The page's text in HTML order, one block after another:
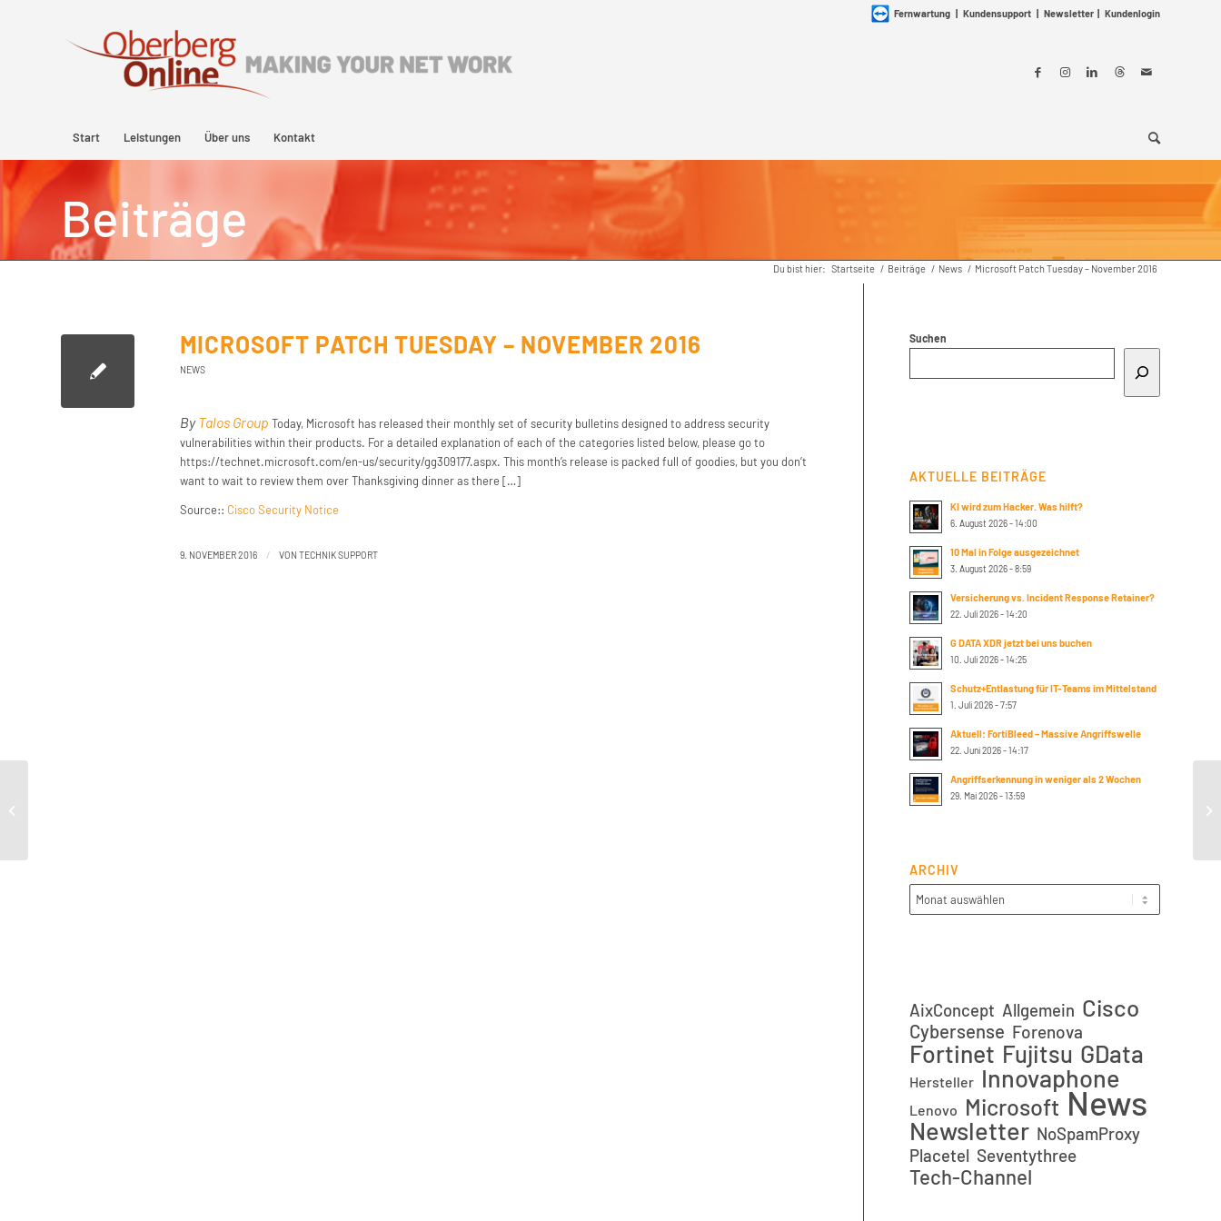
Fernwartung | Kundensupport | Newsletter | Kundenlogin
Start Leistungen Über uns Kontakt
Beiträge
Du bist hier: Startseite / Beiträge / News / Microsoft Patch Tuesday – November 2016
MICROSOFT PATCH TUESDAY – NOVEMBER 2016
NEWS
ByTalos Group Today, Microsoft has released their monthly set of security bulletins designed to address security
vulnerabilities within their products. For a detailed explanation of each of the categories listed below, please go to
https://technet.microsoft.com/en-us/security/gg309177.aspx. This month’s release is packed full of goodies, but you don’t
want to wait to review them over Thanksgiving dinner as there […]
Source:: Cisco Security Notice
9. NOVEMBER 2016 / VON TECHNIK SUPPORT
Suchen
AKTUELLE BEITRÄGE
KI wird zum Hacker. Was hilft?
6. August 2026 - 14:00
10 Mal in Folge ausgezeichnet
3. August 2026 - 8:59
Versicherung vs. Incident Response Retainer?
22. Juli 2026 - 14:20
G DATA XDR jetzt bei uns buchen
10. Juli 2026 - 14:25
Schutz+Entlastung für IT-Teams im Mittelstand
1. Juli 2026 - 7:57
Aktuell: FortiBleed – Massive Angriffswelle
22. Juni 2026 - 14:17
Angriffserkennung in weniger als 2 Wochen
29. Mai 2026 - 13:59
ARCHIV
AixConcept Allgemein Cisco
Cybersense Forenova
Fortinet Fujitsu GData
Hersteller Innovaphone
Lenovo Microsoft News
Newsletter NoSpamProxy
Placetel Seventythree
Tech-Channel